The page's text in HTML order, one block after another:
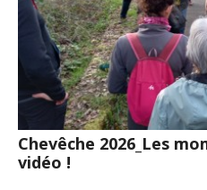
Chevêche 2026_Les
vidéo !